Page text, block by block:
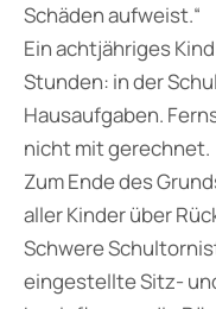
Schäden aufweist.“
Ein achtjähriges
Stunden: in der
Hausaufgaben.
nicht mit gerechnet.
Zum Ende des
aller Kinder über
Schwere
eingestellte Sitz-